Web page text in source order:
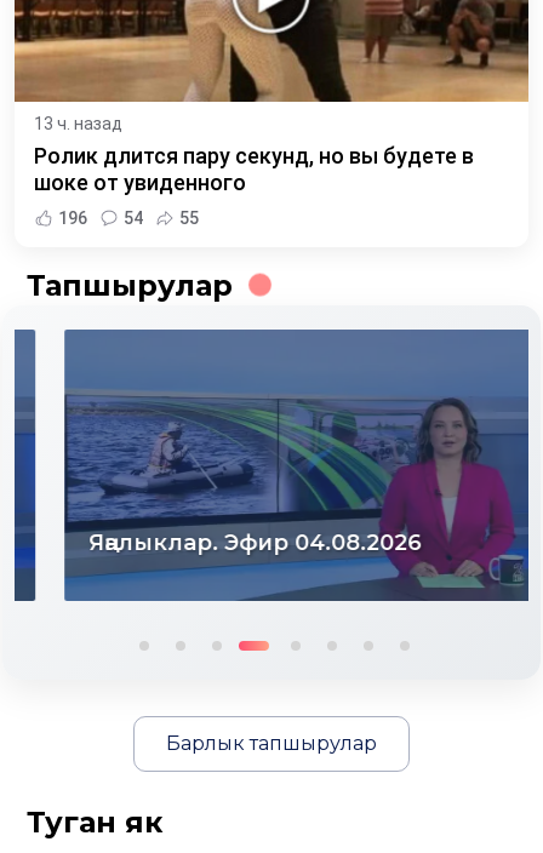
13 ч. назад
Ролик длится пару секунд, но вы будете в
шоке от увиденного
196 54 55
Тапшырулар
Яңалыклар. Эфир 04.08.2026
Барлык тапшырулар
Туган як